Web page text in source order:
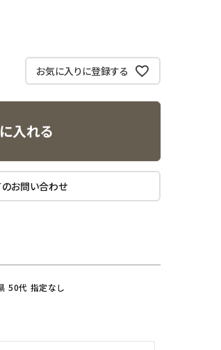
お気に入りに登録する
入れる
お問い合わせ
50代 指定なし